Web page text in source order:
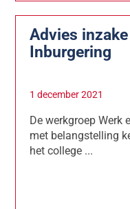
Advies
Inburgering
1 december 2021
De werkgroep Werk
met belangstelling
het college ...